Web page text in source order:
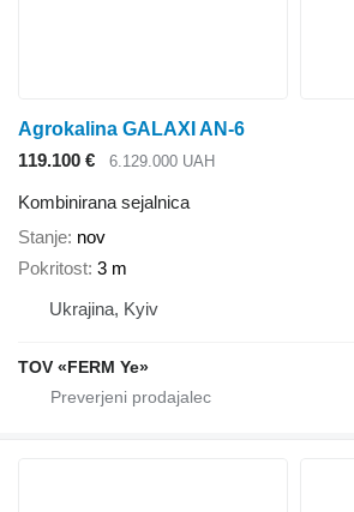
Agrokalina GALAXI AN-6
119.100 €
6.129.000 UAH
Kombinirana sejalnica
Stanje nov
Pokritost 3 m
Ukrajina, Kyiv
TOV «FERM Ye»